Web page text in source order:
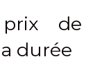
prix de
durée